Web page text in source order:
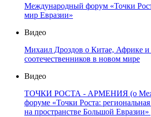
Международный форум «Точки
мир Евразии»
Видео
Михаил Дроздов о Китае, Африке и
соотечественников в новом мире
Видео
ТОЧКИ РОСТА - АРМЕНИЯ (о
форуме «Точки Роста:
на пространстве Большой Евразии»